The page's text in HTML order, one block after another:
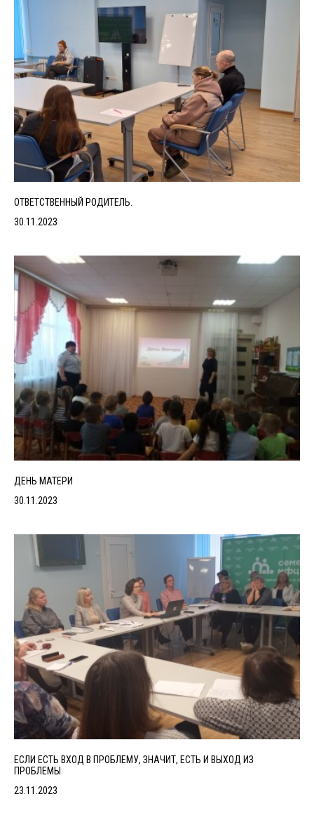
ОТВЕТСТВЕННЫЙ РОДИТЕЛЬ.
30.11.2023
ДЕНЬ МАТЕРИ
30.11.2023
ЕСЛИ ЕСТЬ ВХОД В ПРОБЛЕМУ, ЗНАЧИТ, ЕСТЬ И ВЫХОД ИЗ
ПРОБЛЕМЫ
23.11.2023